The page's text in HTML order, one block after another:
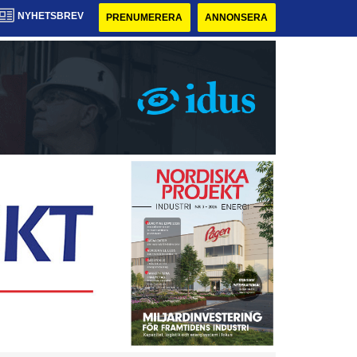
NYHETSBREV PRENUMERERA ANNONSERA